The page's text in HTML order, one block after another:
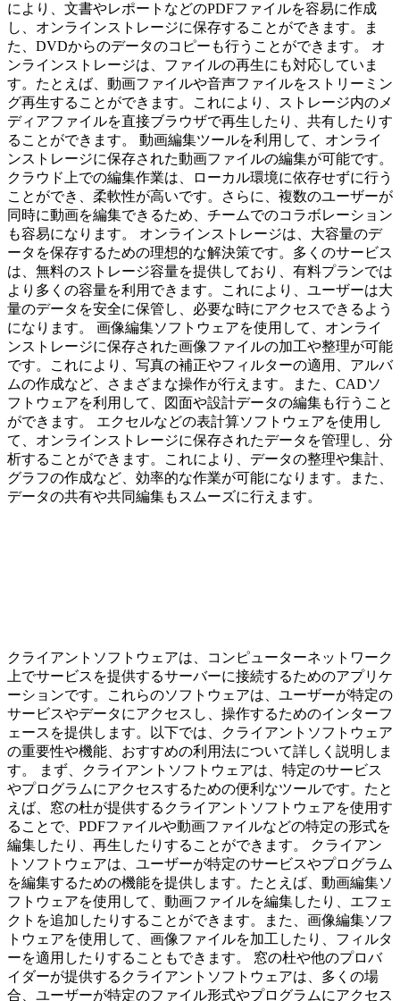
により、文書やレポートなどのPDFファイルを容易に作成
し、オンラインストレージに保存することができます。ま
た、DVDからのデータのコピーも行うことができます。 オ
ンラインストレージは、ファイルの再生にも対応していま
す。たとえば、動画ファイルや音声ファイルをストリーミン
グ再生することができます。これにより、ストレージ内のメ
ディアファイルを直接ブラウザで再生したり、共有したりす
ることができます。 動画編集ツールを利用して、オンライ
ンストレージに保存された動画ファイルの編集が可能です。
クラウド上での編集作業は、ローカル環境に依存せずに行う
ことができ、柔軟性が高いです。さらに、複数のユーザーが
同時に動画を編集できるため、チームでのコラボレーション
も容易になります。 オンラインストレージは、大容量のデ
ータを保存するための理想的な解決策です。多くのサービス
は、無料のストレージ容量を提供しており、有料プランでは
より多くの容量を利用できます。これにより、ユーザーは大
量のデータを安全に保管し、必要な時にアクセスできるよう
になります。 画像編集ソフトウェアを使用して、オンライ
ンストレージに保存された画像ファイルの加工や整理が可能
です。これにより、写真の補正やフィルターの適用、アルバ
ムの作成など、さまざまな操作が行えます。また、CADソ
フトウェアを利用して、図面や設計データの編集も行うこと
ができます。 エクセルなどの表計算ソフトウェアを使用し
て、オンラインストレージに保存されたデータを管理し、分
析することができます。これにより、データの整理や集計、
グラフの作成など、効率的な作業が可能になります。また、
データの共有や共同編集もスムーズに行えます。
クライアントソフトウェアは、コンピューターネットワーク
上でサービスを提供するサーバーに接続するためのアプリケ
ーションです。これらのソフトウェアは、ユーザーが特定の
サービスやデータにアクセスし、操作するためのインターフ
ェースを提供します。以下では、クライアントソフトウェア
の重要性や機能、おすすめの利用法について詳しく説明しま
す。 まず、クライアントソフトウェアは、特定のサービス
やプログラムにアクセスするための便利なツールです。たと
えば、窓の杜が提供するクライアントソフトウェアを使用す
ることで、PDFファイルや動画ファイルなどの特定の形式を
編集したり、再生したりすることができます。 クライアン
トソフトウェアは、ユーザーが特定のサービスやプログラム
を編集するための機能を提供します。たとえば、動画編集ソ
フトウェアを使用して、動画ファイルを編集したり、エフェ
クトを追加したりすることができます。また、画像編集ソフ
トウェアを使用して、画像ファイルを加工したり、フィルタ
ーを適用したりすることもできます。 窓の杜や他のプロバ
イダーが提供するクライアントソフトウェアは、多くの場
合、ユーザーが特定のファイル形式やプログラムにアクセス